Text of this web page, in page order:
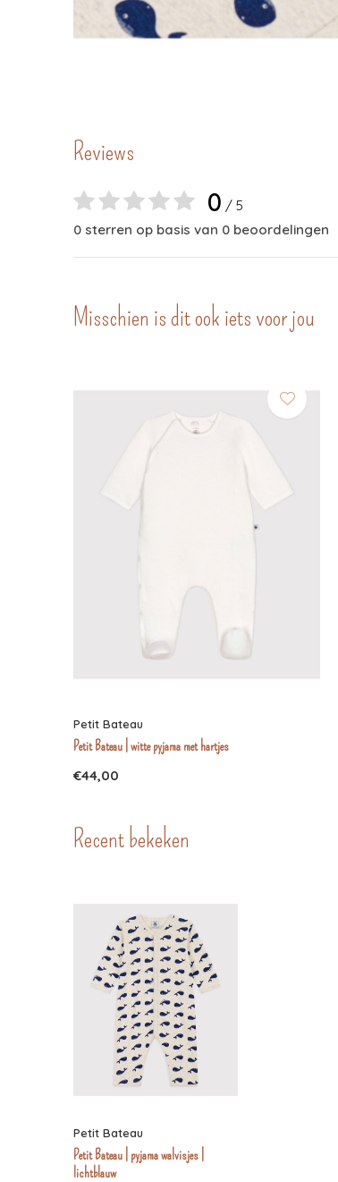
Reviews
0 / 5
0 sterren op basis van 0 beoordelingen
Misschien is dit ook iets voor jou
Petit Bateau
Petit Bateau | witte pyjama met hartjes
€44,00
Recent bekeken
Petit Bateau
Petit Bateau | pyjama walvisjes |
lichtblauw